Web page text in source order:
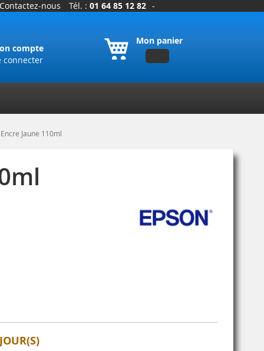
Contactez-nous Tél. : 01 64 85 12 82 -
Mon panier
compte
connecter
Jaune 110ml